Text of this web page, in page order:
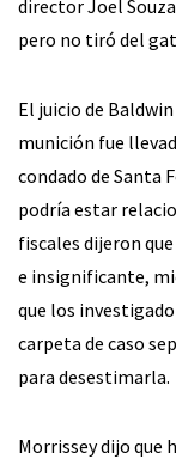
director Joel
pero no tiró del
El juicio de
munición fue
condado de Santa
podría estar
fiscales dijeron
e insignificante,
que los
carpeta de caso
para desestimarla.
Morrissey dijo que